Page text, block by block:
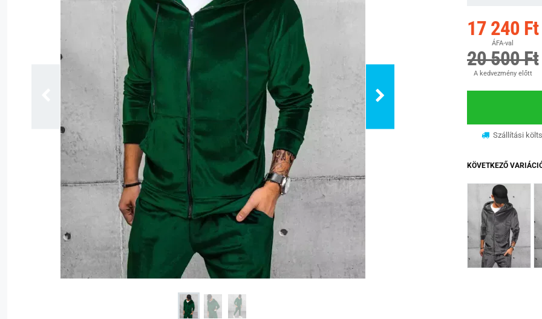
17 240 Ft
ÁFA-val
20 500 Ft
A kedvezmény előtt
Szállítási
KÖVETKEZŐ